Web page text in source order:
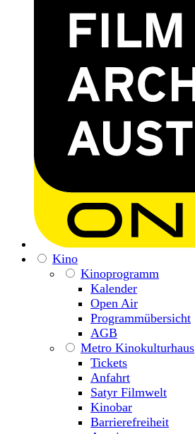
Kino
Kinoprogramm
Kalender
Open Air
Programmübersicht
AGB
Metro Kinokulturhaus
Tickets
Anfahrt
Satyr Filmwelt
Kinobar
Barrierefreiheit